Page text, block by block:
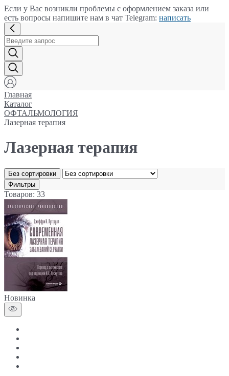
Если у Вас возникли проблемы с оформлением заказа или
есть вопросы напишите нам в чат Telegram: написать
Главная
Каталог
ОФТАЛЬМОЛОГИЯ
Лазерная терапия
Лазерная терапия
Без сортировки
Фильтры
Товаров: 33
Новинка